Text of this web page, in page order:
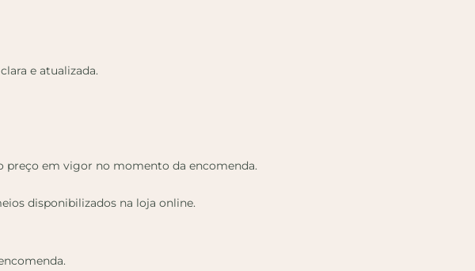
e atualizada.
preço em vigor no momento da encomenda.
disponibilizados na loja online.